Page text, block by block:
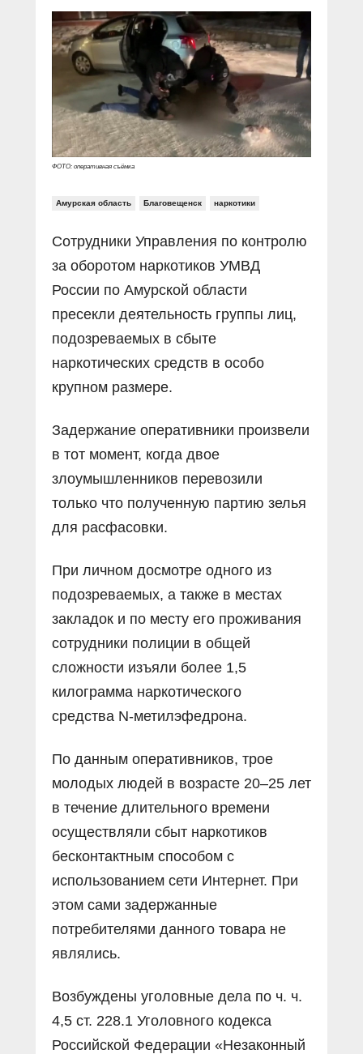
Документальные фильмы
В знании сила
Специальный репортаж
КиберПОСТОВОЙ
Газета «Щит и меч»
Журнал «Полиция России»
О ПОРТАЛЕ
Контакты
Вакансии
ФОТО: оперативная съёмка
Амурская область Благовещенск наркотики
Сотрудники Управления по контролю
за оборотом наркотиков УМВД
России по Амурской области
пресекли деятельность группы лиц,
подозреваемых в сбыте
наркотических средств в особо
крупном размере.
Задержание оперативники произвели
в тот момент, когда двое
злоумышленников перевозили
только что полученную партию зелья
для расфасовки.
При личном досмотре одного из
подозреваемых, а также в местах
закладок и по месту его проживания
сотрудники полиции в общей
сложности изъяли более 1,5
килограмма наркотического
средства N-метилэфедрона.
По данным оперативников, трое
молодых людей в возрасте 20–25 лет
в течение длительного времени
осуществляли сбыт наркотиков
бесконтактным способом с
использованием сети Интернет. При
этом сами задержанные
потребителями данного товара не
являлись.
Возбуждены уголовные дела по ч. ч.
4,5 ст. 228.1 Уголовного кодекса
Российской Федерации «Незаконный